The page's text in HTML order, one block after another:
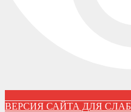
ВЕРСИЯ САЙТА ДЛЯ